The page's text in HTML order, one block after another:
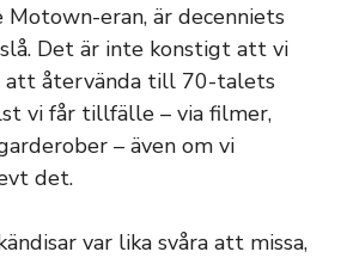
Motown-eran, är decenniets
Det är inte konstigt att vi
att återvända till 70-talets
vi får tillfälle – via filmer,
– även om vi
det.
var lika svåra att missa,